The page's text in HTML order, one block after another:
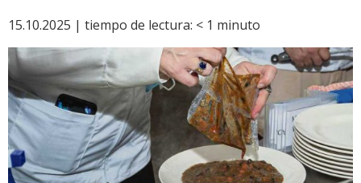
15.10.2025 | tiempo de lectura: < 1 minuto